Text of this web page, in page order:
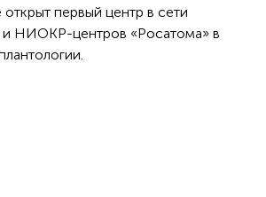
открыт первый центр в сети
НИОКР-центров «Росатома» в